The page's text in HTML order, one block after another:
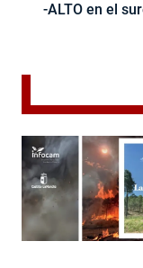
-ALTO en el